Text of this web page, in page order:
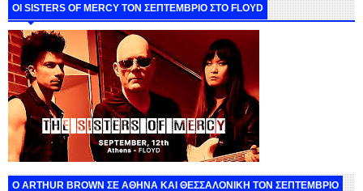
ΟΙ SISTERS OF MERCY ΤΟΝ ΣΕΠΤΕΜΒΡΙΟ ΣΤΟ FLOYD
O ARTHUR BROWN ΣΕ ΑΘΗΝΑ ΚΑΙ ΘΕΣΣΑΛΟΝΙΚΗ ΤΟΝ ΣΕΠΤΕΜΒΡΙΟ